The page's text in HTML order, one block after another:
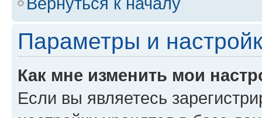
Параметры и
Как мне изменить мои
Если вы являетесь